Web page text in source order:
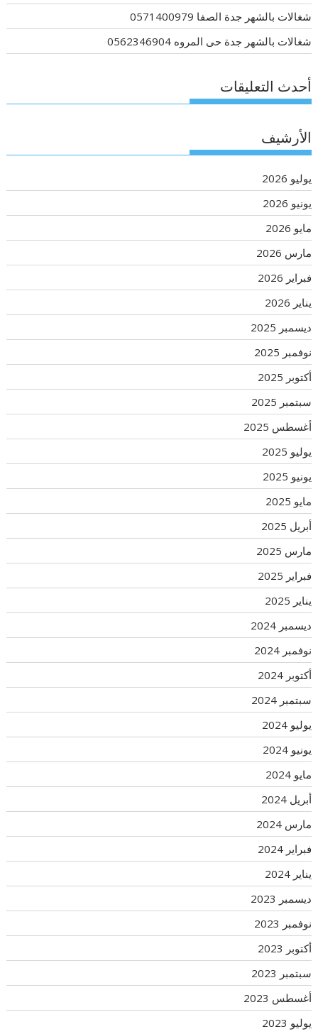
شغالات بالشهر جدة الصفا 0571400979
شغالات بالشهر جدة حى المروه 0562346904
أحدث التعليقات
الأرشيف
يوليو 2026
يونيو 2026
مايو 2026
مارس 2026
فبراير 2026
يناير 2026
ديسمبر 2025
نوفمبر 2025
أكتوبر 2025
سبتمبر 2025
أغسطس 2025
يوليو 2025
يونيو 2025
مايو 2025
أبريل 2025
مارس 2025
فبراير 2025
يناير 2025
ديسمبر 2024
نوفمبر 2024
أكتوبر 2024
سبتمبر 2024
يوليو 2024
يونيو 2024
مايو 2024
أبريل 2024
مارس 2024
فبراير 2024
يناير 2024
ديسمبر 2023
نوفمبر 2023
أكتوبر 2023
سبتمبر 2023
أغسطس 2023
يوليو 2023